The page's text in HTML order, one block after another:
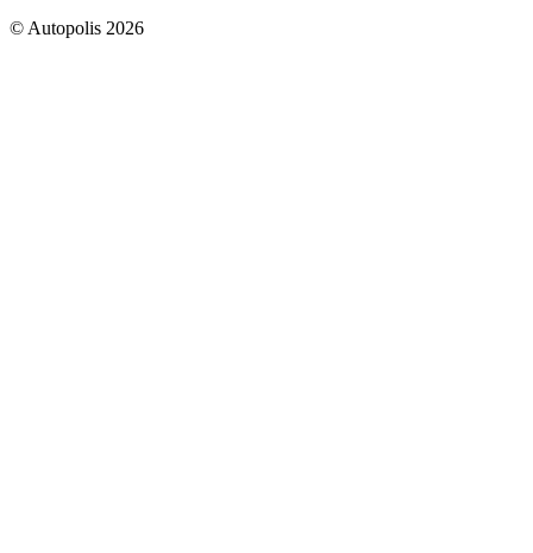
© Autopolis 2026